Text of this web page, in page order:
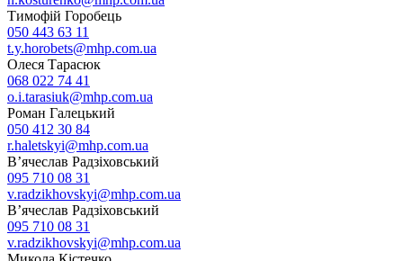
Тимофій Горобець
050 443 63 11
t.y.horobets@mhp.com.ua
Олеся Тарасюк
068 022 74 41
o.i.tarasiuk@mhp.com.ua
Роман Галецький
050 412 30 84
r.haletskyi@mhp.com.ua
В’ячеслав Радзіховський
095 710 08 31
v.radzikhovskyi@mhp.com.ua
В’ячеслав Радзіховський
095 710 08 31
v.radzikhovskyi@mhp.com.ua